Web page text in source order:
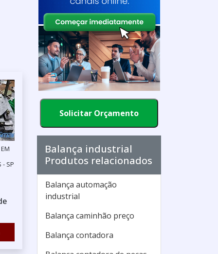
- SP
Solicitar Orçamento
Balança industrial
Produtos relacionados
Balança automação
industrial
Balança caminhão preço
Balança contadora